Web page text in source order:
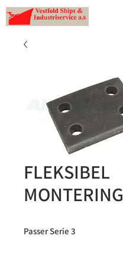
FLEKSIBEL
MONTERING
Passer Serie 3